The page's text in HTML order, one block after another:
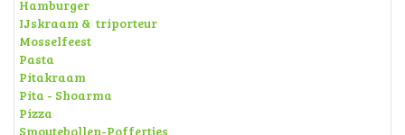
Hamburger
IJskraam & triporteur
Mosselfeest
Pasta
Pitakraam
Pita - Shoarma
Pizza
Smoutebollen-Poffertjes